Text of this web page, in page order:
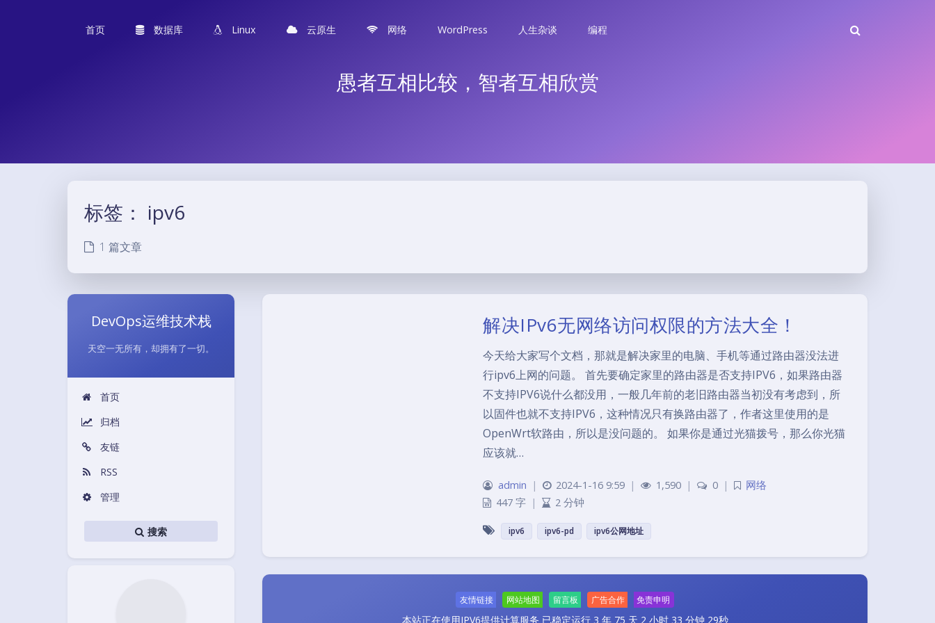
首页 数据库 Linux 云原生 网络 WordPress 人生杂谈 编程
愚者互相比较，智者互相欣赏
Sans Serif Serif
标签： ipv6
1 篇文章
DevOps运维技术栈
天空一无所有，却拥有了一切。
首页
归档
友链
RSS
管理
搜索
解决IPv6无网络访问权限的方法大全！
今天给大家写个文档，那就是解决家里的电脑、手机等通过路由器没法进
行ipv6上网的问题。 首先要确定家里的路由器是否支持IPV6，如果路由器
不支持IPV6说什么都没用，一般几年前的老旧路由器当初没有考虑到，所
以固件也就不支持IPV6，这种情况只有换路由器了，作者这里使用的是
OpenWrt软路由，所以是没问题的。 如果你是通过光猫拨号，那么你光猫
应该就…
admin | 2024-1-16 9:59 | 1,590 | 0 |
网络
447 字 | 2 分钟
ipv6 ipv6-pd ipv6公网地址
友情链接 网站地图 留言板 广告合作 免责申明
本站正在使用IPV6提供计算服务 已稳定运行 3 年 75 天 2 小时 33 分钟 29秒